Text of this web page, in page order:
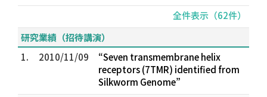
全件表示（62件）
研究業績（招待講演）
1.
2010/11/09
“Seven transmembrane helix
receptors (7TMR) identified from
Silkworm Genome”